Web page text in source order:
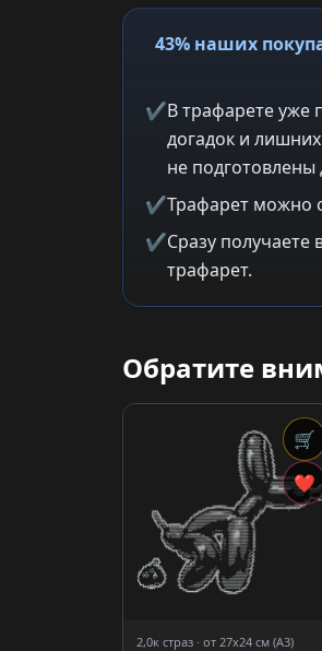
43% наших
✔В трафарете уже
догадок и
не подготовлены
✔Трафарет можно
✔Сразу
трафарет.
Обратите
🛒
❤
2,0к страз · от 27x24 см (A3)